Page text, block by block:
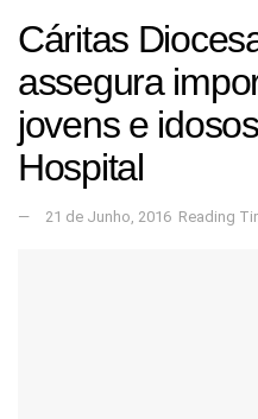
Cáritas
assegura
jovens e
Hospital
21 de Junho, 2016 Reading